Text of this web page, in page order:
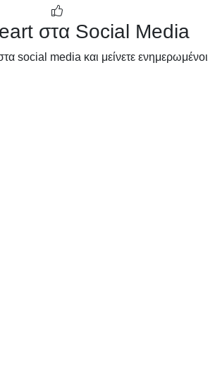
στα Social Media
social media και μείνετε ενημερωμένοι